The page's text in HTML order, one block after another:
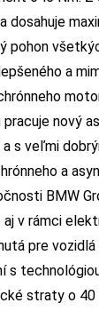
dosahuje
pohon
a
nový
s veľmi
a
BMW
v rámci
pre
s
straty o